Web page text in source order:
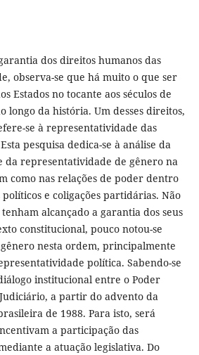
dos direitos humanos das
observa-se que há muito o que ser
Estados no tocante aos séculos de
longo da história. Um desses direitos,
se à representatividade das
pesquisa dedica-se à análise da
da representatividade de gênero na
como nas relações de poder dentro
e coligações partidárias. Não
alcançado a garantia dos seus
constitucional, pouco notou-se
nesta ordem, principalmente
política. Sabendo-se
institucional entre o Poder
a partir do advento da
de 1988. Para isto, será
a participação das
a atuação legislativa. Do